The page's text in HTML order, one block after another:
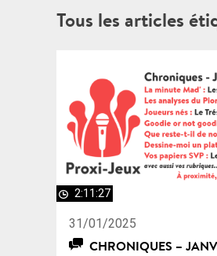
Tous les articles
2:11:27
31/01/2025
CHRONIQUES –